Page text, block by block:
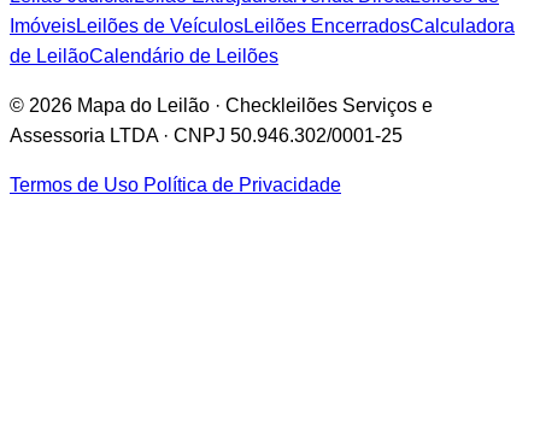
ImóveisLeilões de VeículosLeilões EncerradosCalculadora
de LeilãoCalendário de Leilões
© 2026 Mapa do Leilão · Checkleilões Serviços e
Assessoria LTDA · CNPJ 50.946.302/0001-25
Termos de Uso Política de Privacidade